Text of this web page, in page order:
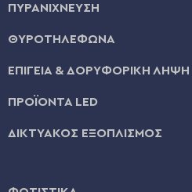
ΠΥΡΑΝΙΧΝΕΥΣΗ
ΘΥΡΟΤΗΛΕΦΩΝΑ
ΕΠΙΓΕΙΑ & ΔΟΡΥΦΟΡΙΚΗ ΛΗΨΗ
ΠΡΟΪΟΝΤΑ LED
ΔΙΚΤΥΑΚΟΣ ΕΞΟΠΛΙΣΜΟΣ